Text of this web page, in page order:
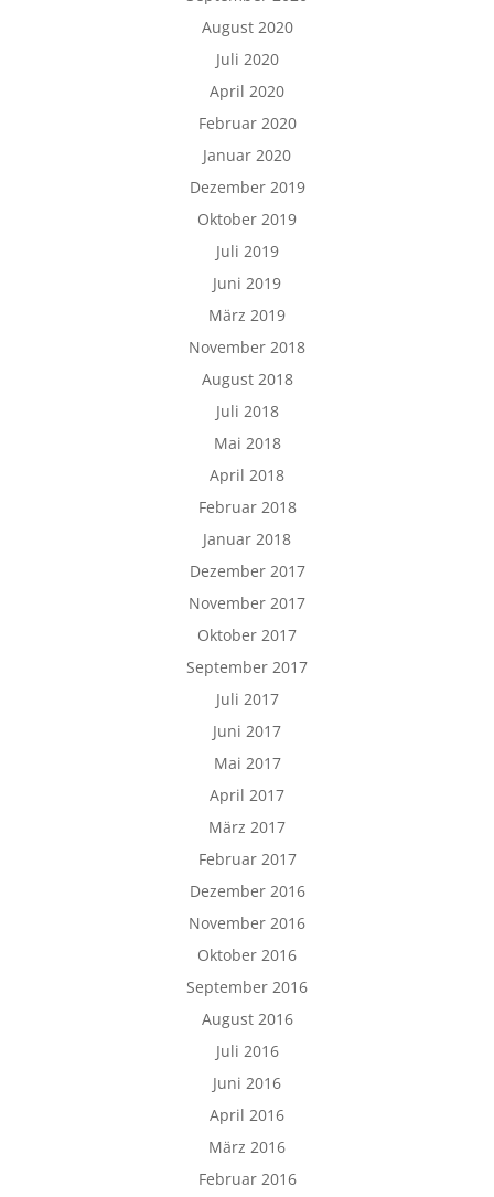
August 2020
Juli 2020
April 2020
Februar 2020
Januar 2020
Dezember 2019
Oktober 2019
Juli 2019
Juni 2019
März 2019
November 2018
August 2018
Juli 2018
Mai 2018
April 2018
Februar 2018
Januar 2018
Dezember 2017
November 2017
Oktober 2017
September 2017
Juli 2017
Juni 2017
Mai 2017
April 2017
März 2017
Februar 2017
Dezember 2016
November 2016
Oktober 2016
September 2016
August 2016
Juli 2016
Juni 2016
April 2016
März 2016
Februar 2016